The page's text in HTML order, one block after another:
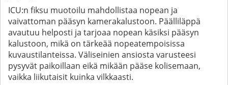
ICU:n fiksu muotoilu mahdollistaa nopean ja
vaivattoman pääsyn kamerakalustoon. Päälliläppä
avautuu helposti ja tarjoaa nopean käsiksi pääsyn
kalustoon, mikä on tärkeää nopeatempoisissa
kuvaustilanteissa. Väliseinien ansiosta varusteesi
pysyvät paikoillaan eikä mikään pääse kolisemaan,
vaikka liikutaisit kuinka vilkkaasti.